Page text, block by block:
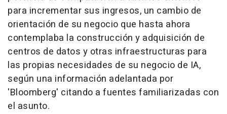
para incrementar sus ingresos, un cambio de
orientación de su negocio que hasta ahora
contemplaba la construcción y adquisición de
centros de datos y otras infraestructuras para
las propias necesidades de su negocio de IA,
según una información adelantada por
'Bloomberg' citando a fuentes familiarizadas con
el asunto.